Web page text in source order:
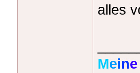
alles
Meine